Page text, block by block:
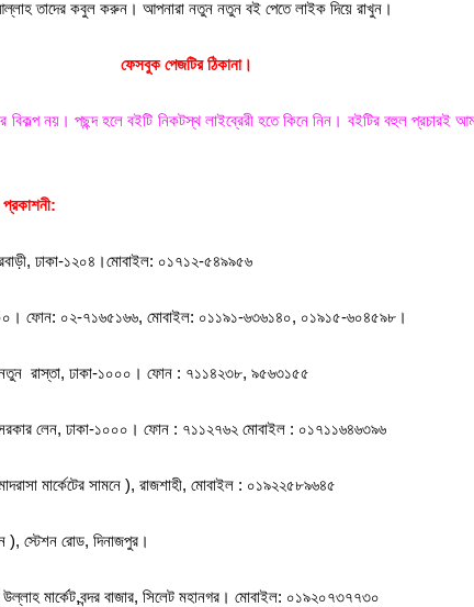
তাদের কবুল করুন। আপনারা নতুন নতুন বই পেতে লাইক দিয়ে রাখুন।
ফেসবুক পেজটির ঠিকানা।
নয়। পছন্দ হলে বইটি নিকটস্থ লাইব্রেরী হতে কিনে নিন। বইটির বহুল প্রচারই
ঢাকা-১২০৪।মোবাইল: ০১৭১২-৫৪৯৯৫৬
ফোন: ০২-৭১৬৫১৬৬, মোবাইল: ০১১৯১-৬৩৬১৪০, ০১৯১৫-৬০৪৫৯৮।
নতুন রাস্তা, ঢাকা-১০০০। ফোন : ৭১১৪২৩৮, ৯৫৬৩১৫৫
সরকার লেন, ঢাকা-১০০০। ফোন : ৭১১২৭৬২ মোবাইল : ০১৭১১৬৪৬৩৯৬
মার্কেটের সামনে ), রাজশাহী, মোবাইল : ০১৯২২৫৮৯৬৪৫
), স্টেশন রোড, দিনাজপুর।
মার্কেট,বন্দর বাজার, সিলেট মহানগর। মোবাইল: ০১৯২০৭৩৭৭৩০